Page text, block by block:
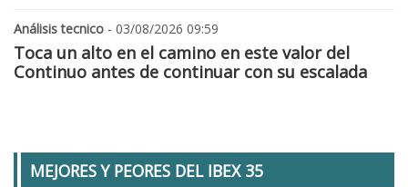
Análisis tecnico - 03/08/2026 09:59
Toca un alto en el camino en este valor del
Continuo antes de continuar con su escalada
MEJORES Y PEORES DEL IBEX 35